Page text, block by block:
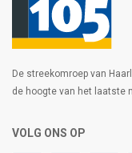
De streekomroep van
de hoogte van het laatste
VOLG ONS OP